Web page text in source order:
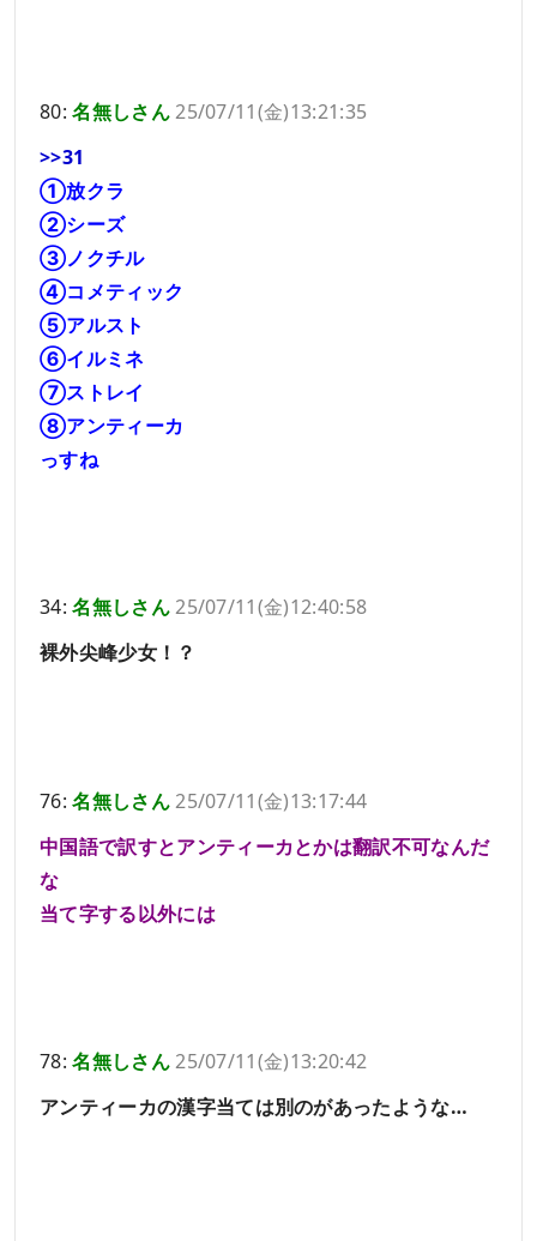
80:名無しさん25/07/11(金)13:21:35
>>31
①放クラ
②シーズ
③ノクチル
④コメティック
⑤アルスト
⑥イルミネ
⑦ストレイ
⑧アンティーカ
っすね
34:名無しさん25/07/11(金)12:40:58
裸外尖峰少女！？
76:名無しさん25/07/11(金)13:17:44
中国語で訳すとアンティーカとかは翻訳不可なんだ
な
当て字する以外には
78:名無しさん25/07/11(金)13:20:42
アンティーカの漢字当ては別のがあったような…